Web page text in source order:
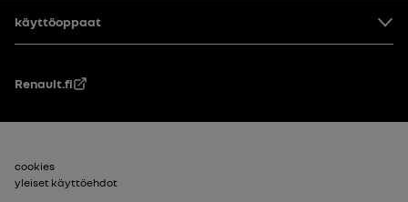
Alatunniste
käyttöoppaat
Renault.fi
Footer_2
cookies
yleiset käyttöehdot